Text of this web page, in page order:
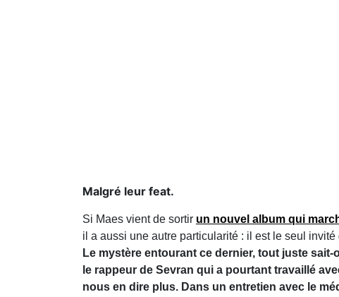
Malgré leur feat.
Si Maes vient de sortir un nouvel album qui
il a aussi une autre particularité : il est le seul invité
Le mystère entourant ce dernier, tout juste
le rappeur de Sevran qui a pourtant travaillé
nous en dire plus. Dans un entretien avec le